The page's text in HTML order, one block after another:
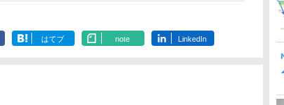
はてブ note LinkedIn